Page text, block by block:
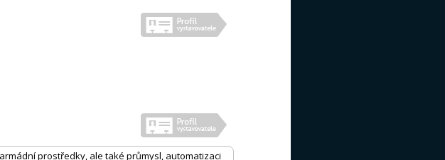
prostředky, ale také průmysl, automatizaci